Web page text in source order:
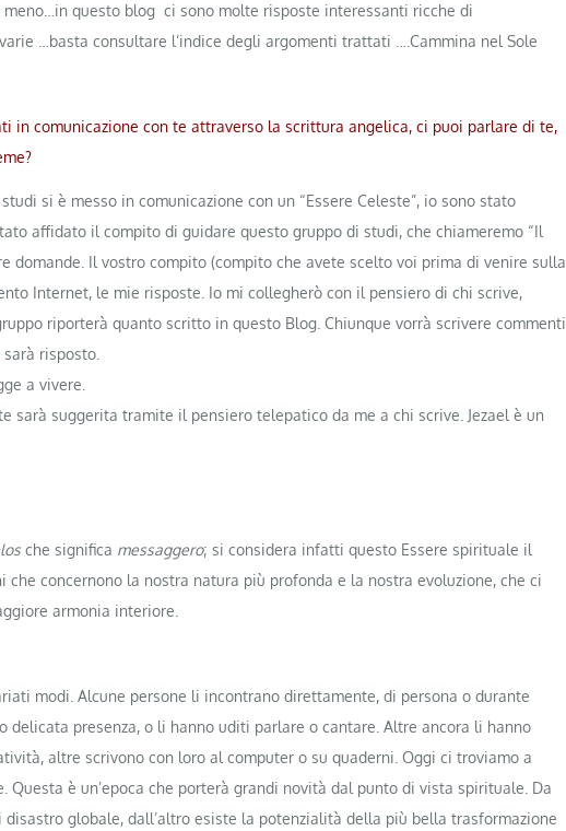
questo blog ci sono molte risposte interessanti ricche di
…basta consultare l’indice degli argomenti trattati ….Cammina nel Sole
in comunicazione con te attraverso la scrittura angelica, ci puoi parlare di te,
si è messo in comunicazione con un “Essere Celeste”, io sono stato
affidato il compito di guidare questo gruppo di studi, che chiameremo “Il
domande. Il vostro compito (compito che avete scelto voi prima di venire sulla
Internet, le mie risposte. Io mi collegherò con il pensiero di chi scrive,
riporterà quanto scritto in questo Blog. Chiunque vorrà scrivere commenti
risposto.
a vivere.
sarà suggerita tramite il pensiero telepatico da me a chi scrive. Jezael è un
che significa messaggero; si considera infatti questo Essere spirituale il
concernono la nostra natura più profonda e la nostra evoluzione, che ci
armonia interiore.
modi. Alcune persone li incontrano direttamente, di persona o durante
delicata presenza, o li hanno uditi parlare o cantare. Altre ancora li hanno
altre scrivono con loro al computer o su quaderni. Oggi ci troviamo a
Questa è un’epoca che porterà grandi novità dal punto di vista spirituale. Da
globale, dall’altro esiste la potenzialità della più bella trasformazione